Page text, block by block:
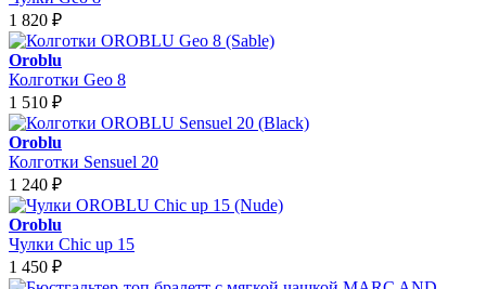
1 820 ₽
Oroblu
Колготки Geo 8
1 510 ₽
Oroblu
Колготки Sensuel 20
1 240 ₽
Oroblu
Чулки Chic up 15
1 450 ₽